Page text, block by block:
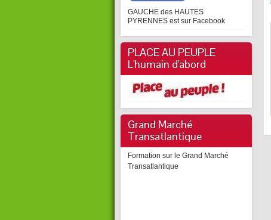
GAUCHE des HAUTES
PYRENNES est sur Facebook
PLACE AU PEUPLE
L'humain d'abord
Grand Marché
Transatlantique
Formation sur le Grand Marché
Transatlantique